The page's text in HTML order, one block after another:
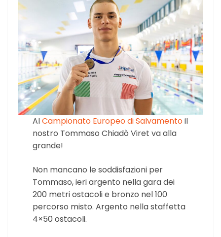
AlCampionato Europeo di Salvamentoil
nostro Tommaso Chiadò Viret va alla
grande!
Non mancano le soddisfazioni per
Tommaso, ieri argento nella gara dei
200 metri ostacoli e bronzo nel 100
percorso misto. Argento nella staffetta
4×50 ostacoli.